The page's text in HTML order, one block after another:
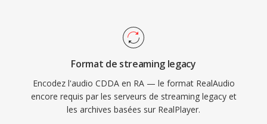
interruptions de lecture sûr dès connexions peu
fiables. À son apogee, RealPlayer était installé
sûr dès centaines de millions de PC, et dès
diffuseurs comme la BBC et NPR
s&#039;appuyaient sûr RealAudio pour les flux
en ligne. Une contribution technique durable a
Format de streaming legacy
Encodez l'audio CDDA en RA — le format RealAudio
encore requis par les serveurs de streaming legacy et
les archives basées sur RealPlayer.